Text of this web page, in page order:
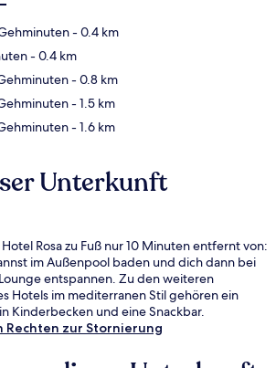
- 0.4 km
- 0.4 km
- 0.8 km
- 1.5 km
- 1.6 km
Unterkunft
Rosa zu Fuß nur 10 Minuten entfernt von:
im Außenpool baden und dich dann bei
entspannen. Zu den weiteren
Hotels im mediterranen Stil gehören ein
Kinderbecken und eine Snackbar.
Rechten zur Stornierung